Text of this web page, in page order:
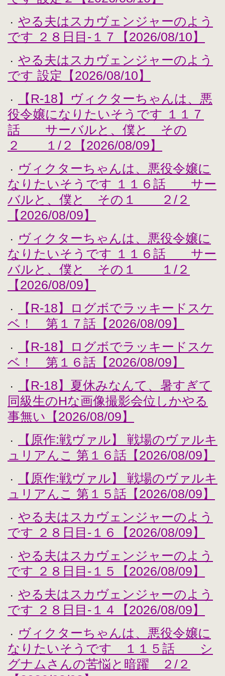
・
やる夫はスカヴェンジャーのよう
です ２８日目-１７【2026/08/10】
・
やる夫はスカヴェンジャーのよう
です 設定【2026/08/10】
・
【R-18】ヴィクターちゃんは、悪
役令嬢になりたいそうです １１７
話 サーバルと、僕と その
２ １/２【2026/08/09】
・
ヴィクターちゃんは、悪役令嬢に
なりたいそうです １１６話 サー
バルと、僕と その１ ２/２
【2026/08/09】
・
ヴィクターちゃんは、悪役令嬢に
なりたいそうです １１６話 サー
バルと、僕と その１ １/２
【2026/08/09】
・
【R-18】ログボでラッキードスケ
ベ！ 第１７話【2026/08/09】
・
【R-18】ログボでラッキードスケ
ベ！ 第１６話【2026/08/09】
・
【R-18】夏休みなんて、暑すぎて
同級生のHな画像撮影会位しかやる
事無い【2026/08/09】
・
【原作:戦ヴァル】 戦場のヴァルキ
ュリアんこ 第１６話【2026/08/09】
・
【原作:戦ヴァル】 戦場のヴァルキ
ュリアんこ 第１５話【2026/08/09】
・
やる夫はスカヴェンジャーのよう
です ２８日目-１６【2026/08/09】
・
やる夫はスカヴェンジャーのよう
です ２８日目-１５【2026/08/09】
・
やる夫はスカヴェンジャーのよう
です ２８日目-１４【2026/08/09】
・
ヴィクターちゃんは、悪役令嬢に
なりたいそうです １１５話 シ
グナムさんの苦悩と暗躍 ２/２